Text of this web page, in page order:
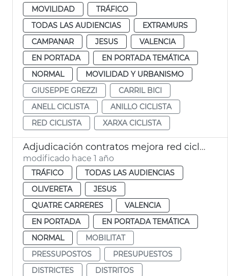
MOVILIDAD
TRÁFICO
TODAS LAS AUDIENCIAS
EXTRAMURS
CAMPANAR
JESUS
VALENCIA
EN PORTADA
EN PORTADA TEMÁTICA
NORMAL
MOVILIDAD Y URBANISMO
GIUSEPPE GREZZI
CARRIL BICI
ANELL CICLISTA
ANILLO CICLISTA
RED CICLISTA
XARXA CICLISTA
Adjudicación contratos mejora red ciclista en 4 distritos
modificado hace 1 año
TRÁFICO
TODAS LAS AUDIENCIAS
OLIVERETA
JESUS
QUATRE CARRERES
VALENCIA
EN PORTADA
EN PORTADA TEMÁTICA
NORMAL
MOBILITAT
PRESSUPOSTOS
PRESUPUESTOS
DISTRICTES
DISTRITOS